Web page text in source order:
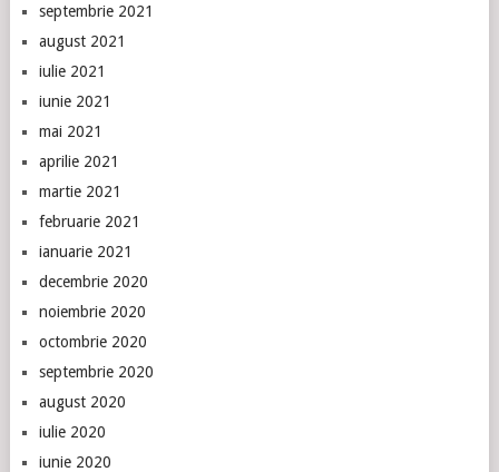
septembrie 2021
august 2021
iulie 2021
iunie 2021
mai 2021
aprilie 2021
martie 2021
februarie 2021
ianuarie 2021
decembrie 2020
noiembrie 2020
octombrie 2020
septembrie 2020
august 2020
iulie 2020
iunie 2020